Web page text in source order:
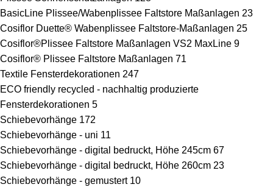
BasicLine Plissee/Wabenplissee Faltstore Maßanlagen 23
Cosiflor Duette® Wabenplissee Faltstore-Maßanlagen 25
Cosiflor®Plissee Faltstore Maßanlagen VS2 MaxLine 9
Cosiflor® Plissee Faltstore Maßanlagen 71
Textile Fensterdekorationen 247
ECO friendly recycled - nachhaltig produzierte
Fensterdekorationen 5
Schiebevorhänge 172
Schiebevorhänge - uni 11
Schiebevorhänge - digital bedruckt, Höhe 245cm 67
Schiebevorhänge - digital bedruckt, Höhe 260cm 23
Schiebevorhänge - gemustert 10